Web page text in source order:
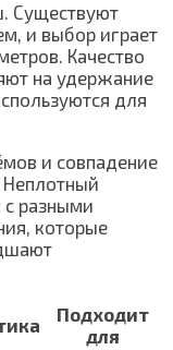
Существуют
и выбор играет
Качество
на удержание
для
и совпадение
с разными
которые
Подходит
для